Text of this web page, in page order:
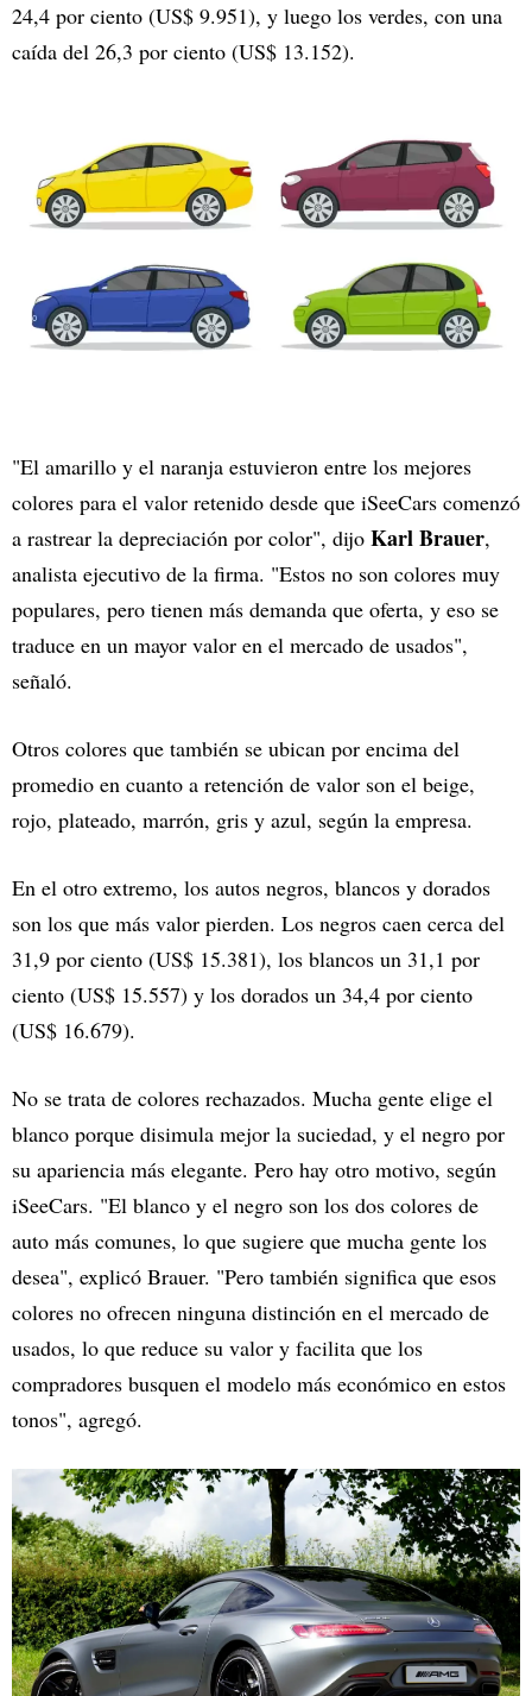
24,4 por ciento (US$ 9.951), y luego los verdes, con una
caída del 26,3 por ciento (US$ 13.152).
"El amarillo y el naranja estuvieron entre los mejores
colores para el valor retenido desde que iSeeCars comenzó
a rastrear la depreciación por color", dijo Karl Brauer,
analista ejecutivo de la firma. "Estos no son colores muy
populares, pero tienen más demanda que oferta, y eso se
traduce en un mayor valor en el mercado de usados",
señaló.
Otros colores que también se ubican por encima del
promedio en cuanto a retención de valor son el beige,
rojo, plateado, marrón, gris y azul, según la empresa.
En el otro extremo, los autos negros, blancos y dorados
son los que más valor pierden. Los negros caen cerca del
31,9 por ciento (US$ 15.381), los blancos un 31,1 por
ciento (US$ 15.557) y los dorados un 34,4 por ciento
(US$ 16.679).
No se trata de colores rechazados. Mucha gente elige el
blanco porque disimula mejor la suciedad, y el negro por
su apariencia más elegante. Pero hay otro motivo, según
iSeeCars. "El blanco y el negro son los dos colores de
auto más comunes, lo que sugiere que mucha gente los
desea", explicó Brauer. "Pero también significa que esos
colores no ofrecen ninguna distinción en el mercado de
usados, lo que reduce su valor y facilita que los
compradores busquen el modelo más económico en estos
tonos", agregó.